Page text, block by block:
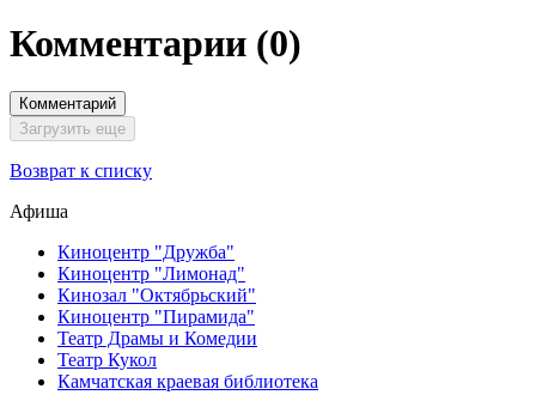
Комментарии (0)
Комментарий
Загрузить еще
Возврат к списку
Афиша
Киноцентр "Дружба"
Киноцентр "Лимонад"
Кинозал "Октябрьский"
Киноцентр "Пирамида"
Театр Драмы и Комедии
Театр Кукол
Камчатская краевая библиотека